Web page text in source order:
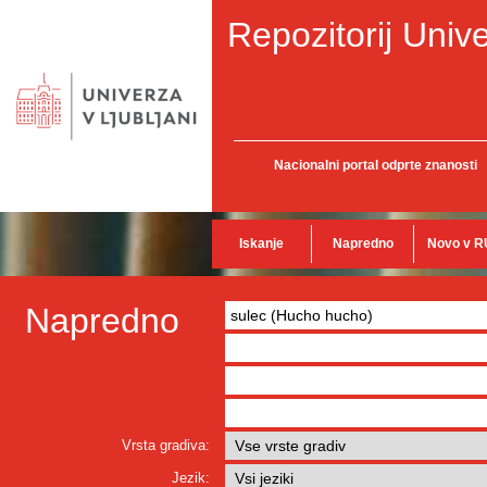
Repozitorij
Nacionalni portal odprte znanosti
Iskanje Napredno Novo v
Napredno
Vrsta gradiva:
Jezik: